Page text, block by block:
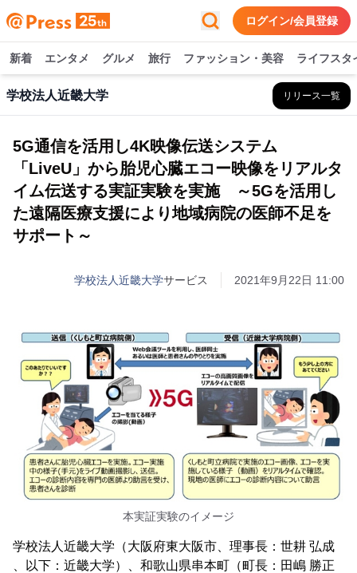
ログイン/会員登録
新着 エンタメ グルメ 旅行 ファッション・美容 ライフスタ
学校法人近畿大学 リリース一覧
5G通信を活用し4K映像伝送システム
「LiveU」から胎児心臓エコー映像をリアルタ
イム伝送する実証実験を実施 ～5Gを活用し
た遠隔医療支援により地域病院の医師不足を
サポート～
学校法人近畿大学サービス 2021年9月22日 11:00
本実証実験のイメージ
学校法人近畿大学（大阪府東大阪市、理事長：世耕 弘成
、以下：近畿大学）、和歌山県串本町（町長：田嶋 勝正